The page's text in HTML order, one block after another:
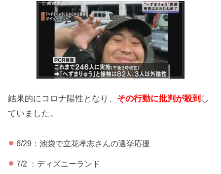
結果的にコロナ陽性となり、 その行動に批判が殺到 し
ていました。
6/29：池袋で立花孝志さんの選挙応援
7/2 ：ディズニーランド